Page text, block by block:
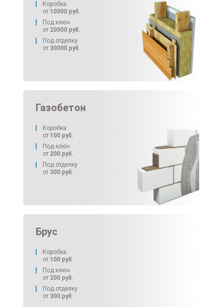
Коробка
от 10000 руб.
Под ключ
от 20000 руб.
Под отделку
от 30000 руб.
Газобетон
Коробка
от 100 руб.
Под ключ
от 200 руб.
Под отделку
от 300 руб.
Брус
Коробка
от 100 руб.
Под ключ
от 200 руб.
Под отделку
от 300 руб.